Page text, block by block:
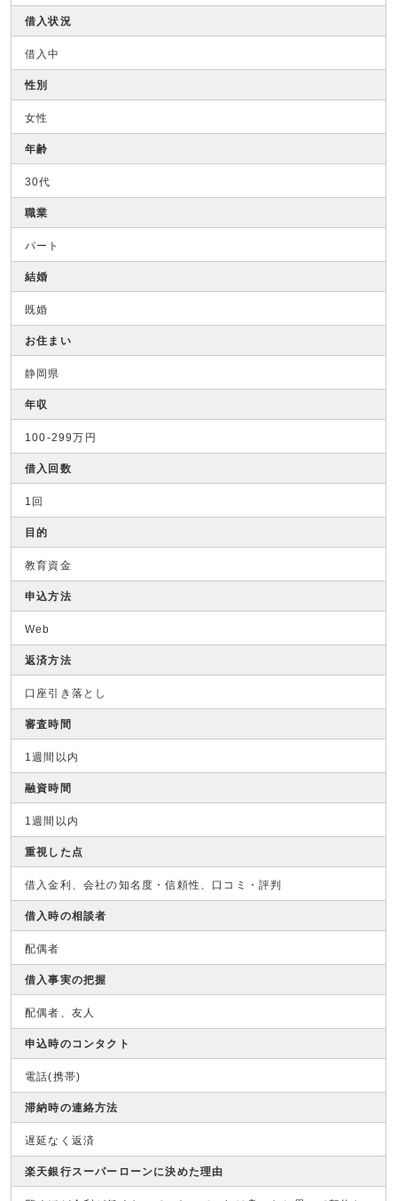
借入状況
借入中
性別
女性
年齢
30代
職業
パート
結婚
既婚
お住まい
静岡県
年収
100-299万円
借入回数
1回
目的
教育資金
申込方法
Web
返済方法
口座引き落とし
審査時間
1週間以内
融資時間
1週間以内
重視した点
借入金利、会社の知名度・信頼性、口コミ・評判
借入時の相談者
配偶者
借入事実の把握
配偶者、友人
申込時のコンタクト
電話(携帯)
滞納時の連絡方法
遅延なく返済
楽天銀行スーパーローンに決めた理由